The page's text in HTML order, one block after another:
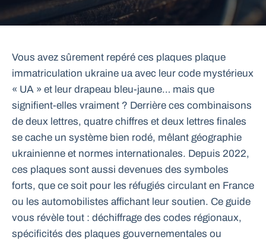
Vous avez sûrement repéré ces plaques plaque
immatriculation ukraine ua avec leur code mystérieux
« UA » et leur drapeau bleu-jaune… mais que
signifient-elles vraiment ? Derrière ces combinaisons
de deux lettres, quatre chiffres et deux lettres finales
se cache un système bien rodé, mêlant géographie
ukrainienne et normes internationales. Depuis 2022,
ces plaques sont aussi devenues des symboles
forts, que ce soit pour les réfugiés circulant en France
ou les automobilistes affichant leur soutien. Ce guide
vous révèle tout : déchiffrage des codes régionaux,
spécificités des plaques gouvernementales ou